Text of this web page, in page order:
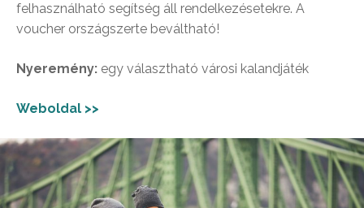
felhasználható segítség áll rendelkezésetekre. A
voucher országszerte beváltható!
Nyeremény: egy választható városi kalandjáték
Weboldal >>